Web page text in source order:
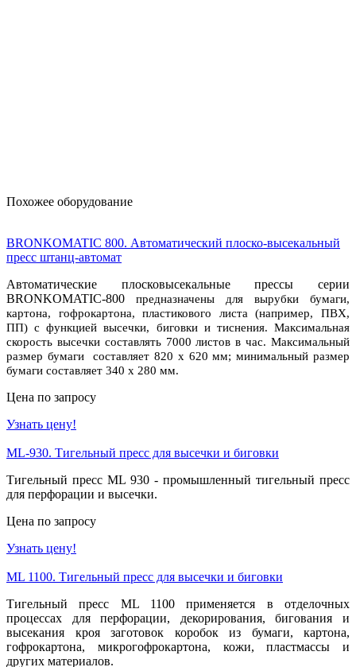
Похожее оборудование
BRONKOMATIC 800. Автоматический плоско-высекальный
пресс штанц-автомат
Автоматические плосковысекальные прессы серии
BRONKOMATIC-800 предназначены для вырубки бумаги,
картона, гофрокартона, пластикового листа (например, ПВХ,
ПП) с функцией высечки, биговки и тиснения. Максимальная
скорость высечки составлять 7000 листов в час. Максимальный
размер бумаги составляет 820 x 620 мм; минимальный размер
бумаги составляет 340 х 280 мм.
Цена по запросу
Узнать цену!
ML-930. Тигельный пресс для высечки и биговки
Тигельный пресс ML 930 - промышленный тигельный пресс
для перфорации и высечки.
Цена по запросу
Узнать цену!
ML 1100. Тигельный пресс для высечки и биговки
Тигельный пресс ML 1100 применяется в отделочных
процессах для перфорации, декорирования, бигования и
высекания кроя заготовок коробок из бумаги, картона,
гофрокартона, микрогофрокартона, кожи, пластмассы и
других материалов.